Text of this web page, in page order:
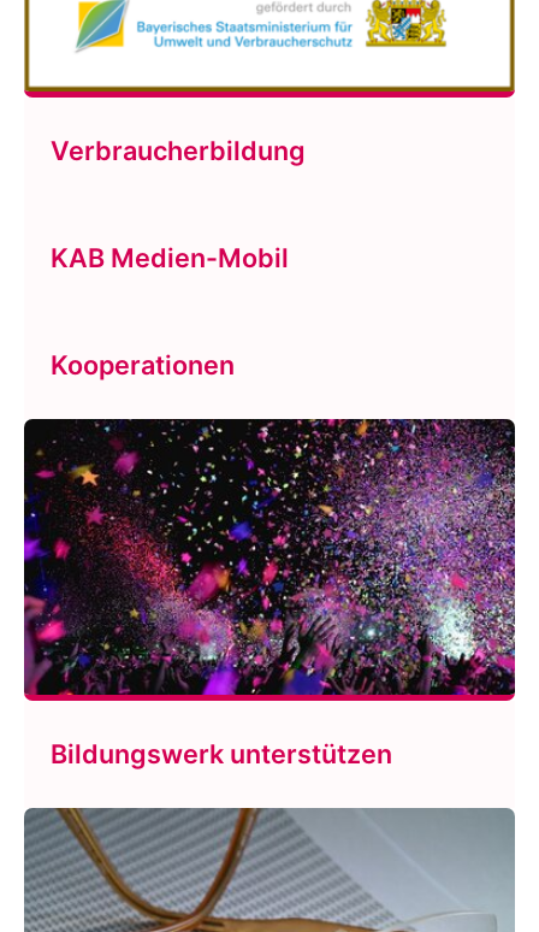
Verbraucherbildung
KAB Medien-Mobil
Kooperationen
Bildungswerk unterstützen